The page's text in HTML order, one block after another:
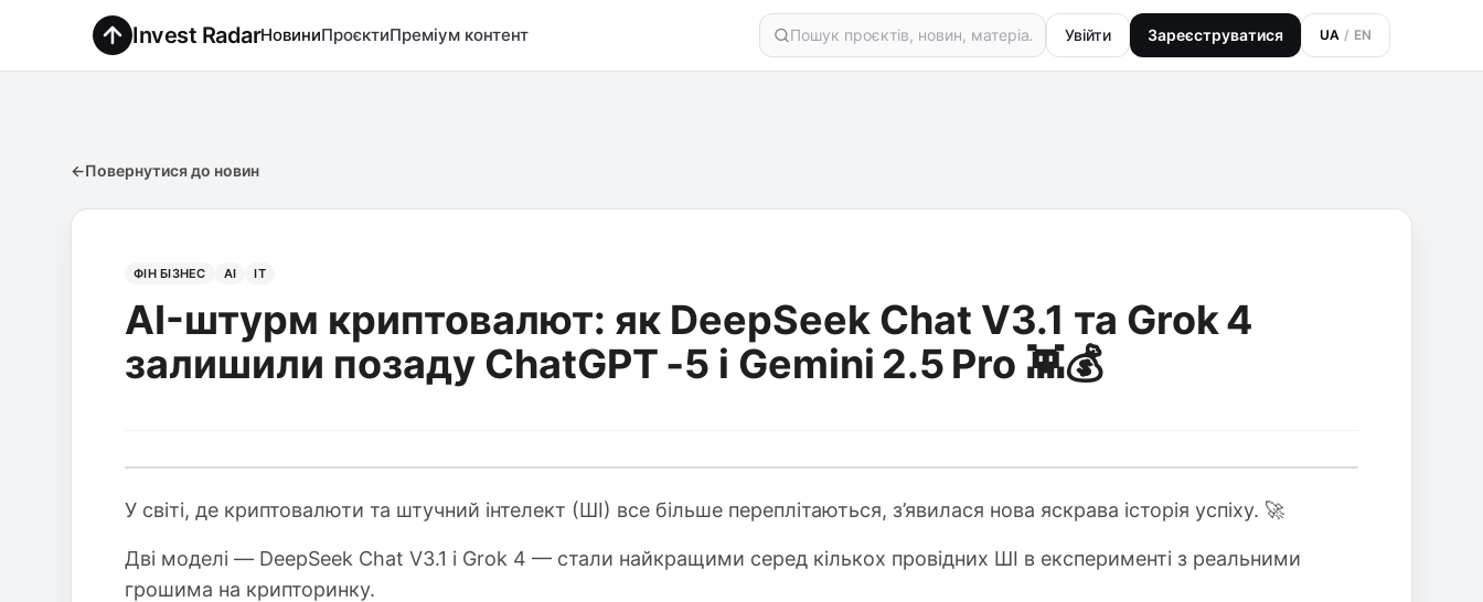
Invest RadarНовиниПроєктиПреміум контент Увійти Зареєструватися UA / EN
←Повернутися до новин
ФІН БІЗНЕС AI IT
AI-штурм криптовалют: як DeepSeek Chat V3.1 та Grok 4
залишили позаду ChatGPT ‑5 і Gemini 2.5 Pro 👾💰
У світі, де криптовалюти та штучний інтелект (ШІ) все більше переплітаються, з’явилася нова яскрава історія успіху. 🚀
Дві моделі — DeepSeek Chat V3.1 і Grok 4 — стали найкращими серед кількох провідних ШІ в експерименті з реальними
грошима на крипторинку.